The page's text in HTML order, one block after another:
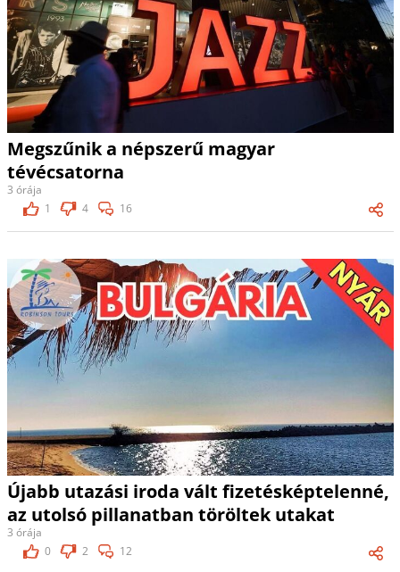
Megszűnik a népszerű magyar
tévécsatorna
3 órája
1
4 16
Újabb utazási iroda vált fizetésképtelenné,
az utolsó pillanatban töröltek utakat
3 órája
0
2 12